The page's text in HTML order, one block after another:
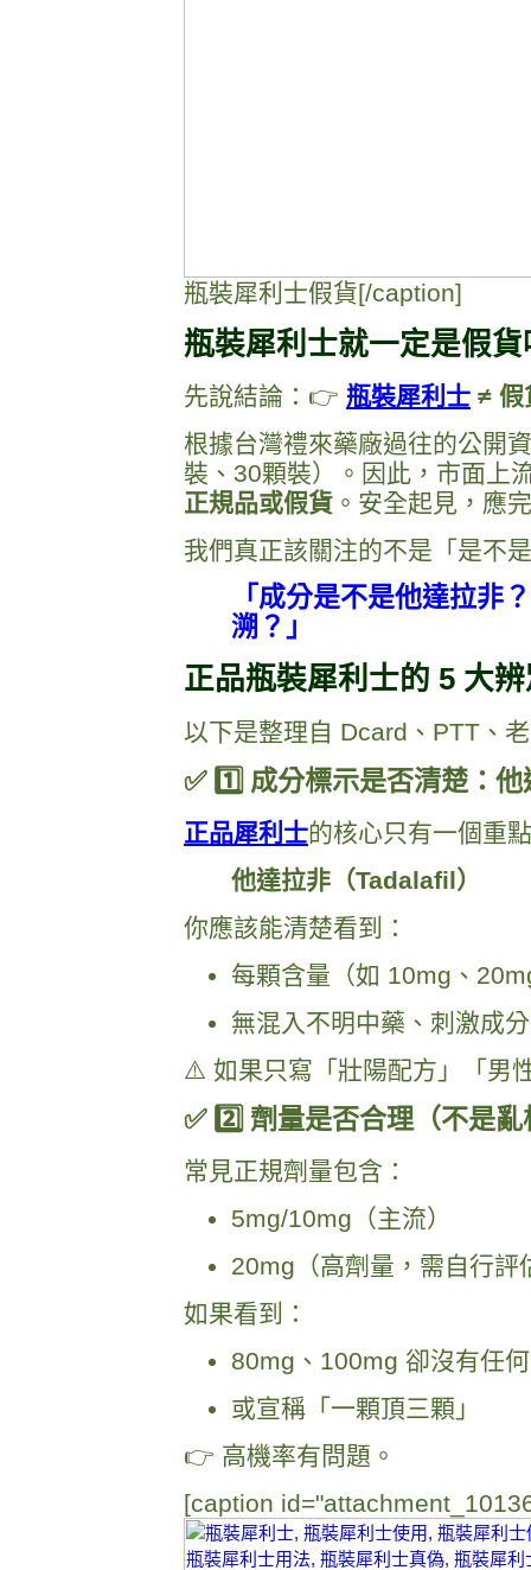
瓶裝犀利士假貨[/caption]
瓶裝犀利士就一定是假
先說結論：👉 瓶裝犀利士 ≠ 假
根據台灣禮來藥廠過往的公開
裝、30顆裝）。因此，市面上
正規品或假貨 。安全起見，應
我們真正該關注的不是「是不
「成分是不是他達拉非
溯？」
正品瓶裝犀利士的 5 大
以下是整理自 Dcard、PTT、
✅ 1️⃣ 成分標示是否清楚：
正品犀利士的核心只有一個重
他達拉非（Tadalafil）
你應該能清楚看到：
每顆含量（如 10mg、
無混入不明中藥、刺激成分
⚠️ 如果只寫「壯陽配方」「男
✅ 2️⃣ 劑量是否合理（不是亂
常見正規劑量包含：
5mg/10mg（主流）
20mg（高劑量，需自行評
如果看到：
80mg、100mg 卻沒有任
或宣稱「一顆頂三顆」
👉 高機率有問題。
[caption